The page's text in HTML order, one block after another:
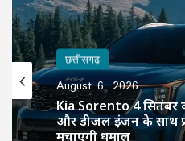
छत्तीसगढ़
August 6, 2026
Kia Sorento 4 सितंबर
और डीजल इंजन के साथ
मचाएगी धमाल